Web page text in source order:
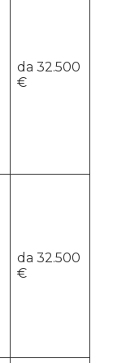
da 32.500
€
da 32.500
€